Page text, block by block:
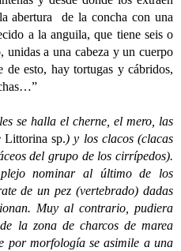
abertura de la concha con una
a la anguila, que tiene seis o
unidas a una cabeza y un cuerpo
de esto, hay tortugas y cábridos,
halla el cherne, el mero, las
Littorina sp.) y los clacos (clacas
del grupo de los cirrípedos).
nominar al último de los
de un pez (vertebrado) dadas
Muy al contrario, pudiera
la zona de charcos de marea
por morfología se asimile a una